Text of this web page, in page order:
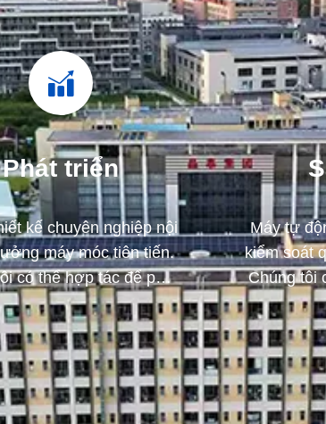
Phát triển
kế chuyên nghiệp nội
máy móc tiên tiến.
có thể hợp tác để phát
sản phẩm mà bạn cần.
Máy tự
kiểm soát
Chúng tôi
các thiết